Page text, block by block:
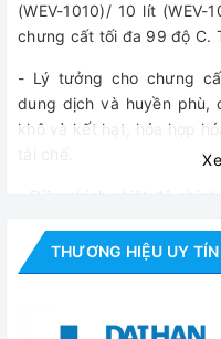
(WEV-1010)/ 10 lít
chưng cất tối đa 99 độ C.
- Lý tưởng cho chưng
dung dịch và huyền
khô và kết hạt, hóa hợp
- Hiển thị tốc độ bằng
mặt bể nước
độ chân không cao.
THƯƠNG HIỆU UY TÍN